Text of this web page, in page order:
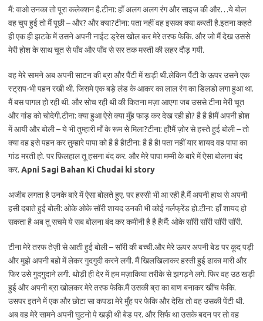
मैं: वाओ उनका तो पूरा कलेक्शन है.टीना: हाँ अलग अलग रंग और साइज की और…ये बोल
वह चुप हुई तो मैं पूछी – और? और क्या?टीना: पता नहीं वह इसका क्या करती है.इतना कहते
ही एक ही झटके में उसने अपनी नाईट ड्रेस खोल कर मेरे तरफ फेकि. और जो मैं देख उससे
मेरी होश के साथ चूत से पाँव और पाँव से सर तक मस्ती की लहर दौड़ गयी.
वह मेरे सामने अब अपनी साटन की ब्रा और पैंटी में खड़ी थी.लेकिन पैंटी के ऊपर उसने एक
स्ट्राप-भी पहन रखी थी. जिसमे एक बड़े लंड के आकर का लाल रंग का डिलडो लगा हुआ था.
मैं बस पागल हो रही थी. और सोच रही थी की कितना मज़ा आएगा जब उससे टीना मेरी चूत
और गांड को चोदेगी.टीना: क्या हुआ ऐसे क्या मुँह फाड़ कर देख रही हो? है है है!मैं अपनी होश
में आयी और बोली – ये भी तुम्हारी माँ के रूम से मिला?टीना: हाँ!मैं ज़ोर से हस्ते हुई बोली – तो
क्या वह इसे पहन कर तुम्हारे पापा को है है है!टीना: है है है! पता नहीं यार शायद वह पापा का
गांड मरती हो. पर फ़िलहाल तू हसना बंद कर. और मेरे पापा मम्मी के बारे में ऐसा बोलना बंद
कर. Apni Sagi Bahan Ki Chudai ki story
अजीब लगता है उनके बारे में ऐसा बोलते हुए. पर हस्सी भी आ रही है.मैं अपनी हाथ से अपनी
हसी दबाते हुई बोली: ओके ओके सॉरी शायद उनकी भी कोई गर्लफ्रेंड हो.टीना: हाँ शायद हो
सकता है अब तू सचमे ये सब बोलना बंद कर कमीनी है है है!मैं: ओके सॉरी सॉरी सॉरी सॉरी.
टीना मेरे तरफ तेज़ी से आती हुई बोली – सॉरी की बच्ची.और मेरे ऊपर अपनी बेड पर कूद पड़ी
और मुझे अपनी बहो में लेकर गुदगुदी करने लगी. मैं खिलखिलाकर हस्ती हुई ढाका मारी और
फिर उसे गुदगुदाने लगी. थोड़ी ही देर में हम मज़ाकिया तरीके से झगड़ने लगे. फिर वह उठ खड़ी
हुई और अपनी ब्रा खोलकर मेरे तरफ फेकि.मैं उसकी ब्रा का बाण बनाकर खींच फेकि.
उसपर इतने में एक और छोटा सा कपडा मेरे मुँह पर फेकि और देखि तो वह उसकी पेंटी थी.
अब वह मेरे सामने अपनी घुटनो पे खड़ी थी बेड पर. और सिर्फ था उसके बदन पर तो वह